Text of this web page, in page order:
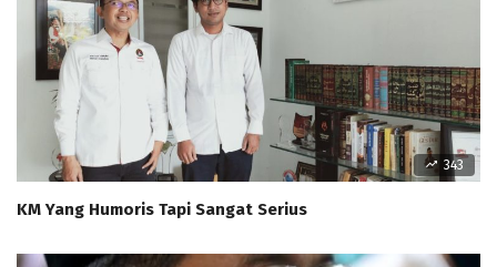
343
KM Yang Humoris Tapi Sangat Serius